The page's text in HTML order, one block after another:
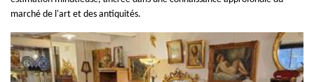
marché de l'art et des antiquités.